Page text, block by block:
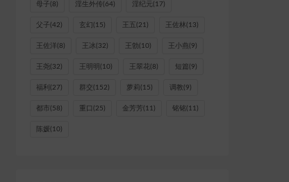
母子(8) 淫生外传 (64) 淫纪元(17)
父子(42) 玄幻 (15) 王五 (21) 王佐林(13)
王佐洋(8) 王冰(32) 王勃(10) 王小燕(9)
王尧(32) 王明明 (10) 王翠花(8) 短篇 (9)
福利 (27) 群交(152) 萝莉 (15) 调教(9)
都市(58) 重口 (25) 金芳芳(11) 铭铭(11)
陈媛(10)